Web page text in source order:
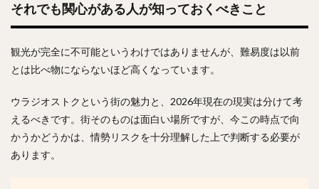
それでも関心がある人が知っておくべきこと
観光が完全に不可能というわけではありませんが、難易度は以前
とは比べ物にならないほど高くなっています。
ウラジオストクという街の魅力と、2026年現在の現実は分けて考
えるべきです。街そのものは面白い場所ですが、今この時点で向
かうかどうかは、情勢リスクを十分理解した上で判断する必要が
あります。